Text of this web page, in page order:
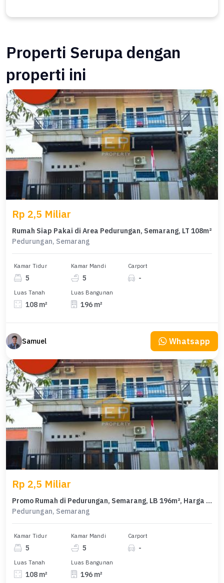
Properti Serupa dengan
properti ini
Rp 2,5 Miliar
Rumah Siap Pakai di Area Pedurungan, Semarang, LT 108m²
Pedurungan, Semarang
Kamar Tidur
5
Kamar Mandi
5
Carport
-
Luas Tanah
108 m²
Luas Bangunan
196 m²
Samuel Whatsapp
Rp 2,5 Miliar
Promo Rumah di Pedurungan, Semarang, LB 196m², Harga 2,5 Miliar
Pedurungan, Semarang
Kamar Tidur
5
Kamar Mandi
5
Carport
-
Luas Tanah
108 m²
Luas Bangunan
196 m²